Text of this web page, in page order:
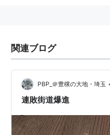
関連ブログ
PBP_＠豊穣の大地・埼玉
連敗街道爆進